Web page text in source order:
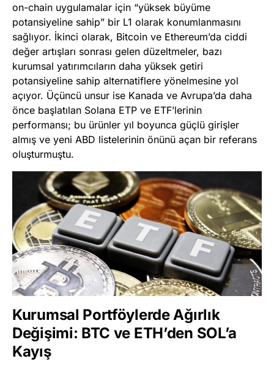
on-chain uygulamalar için “yüksek büyüme
potansiyeline sahip” bir L1 olarak konumlanmasını
sağlıyor. İkinci olarak, Bitcoin ve Ethereum’da ciddi
değer artışları sonrası gelen düzeltmeler, bazı
kurumsal yatırımcıların daha yüksek getiri
potansiyeline sahip alternatiflere yönelmesine yol
açıyor. Üçüncü unsur ise Kanada ve Avrupa’da daha
önce başlatılan Solana ETP ve ETF’lerinin
performansı; bu ürünler yıl boyunca güçlü girişler
almış ve yeni ABD listelerinin önünü açan bir referans
oluşturmuştu.
Kurumsal Portföylerde Ağırlık
Değişimi: BTC ve ETH’den SOL’a
Kayış